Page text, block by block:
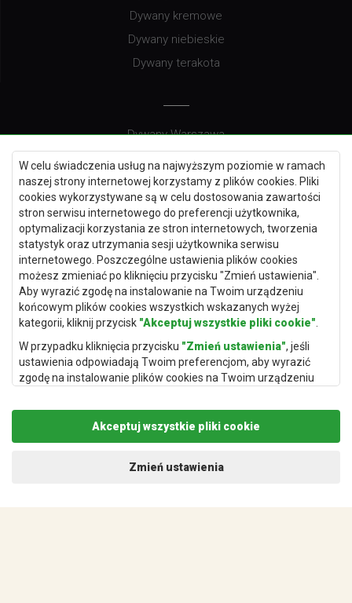
W celu świadczenia usług na najwyższym poziomie w ramach
naszej strony internetowej korzystamy z plików cookies. Pliki
cookies wykorzystywane są w celu dostosowania zawartości
stron serwisu internetowego do preferencji użytkownika,
optymalizacji korzystania ze stron internetowych, tworzenia
statystyk oraz utrzymania sesji użytkownika serwisu
internetowego. Poszczególne ustawienia plików cookies
możesz zmieniać po kliknięciu przycisku "Zmień ustawienia".
Aby wyrazić zgodę na instalowanie na Twoim urządzeniu
końcowym plików cookies wszystkich wskazanych wyżej
kategorii, kliknij przycisk "Akceptuj wszystkie pliki cookie"
W przypadku kliknięcia przycisku "Zmień ustawienia", jeśli
ustawienia odpowiadają Twoim preferencjom, aby wyrazić
zgodę na instalowanie plików cookies na Twoim urządzeniu
"Zapisz i zaakceptuj".
Podstawą przetwarzania danych osobowych, w zakresie w
administratora danych osobowych (Rugito Radosław Bartosik z
Akceptuj wszystkie pliki cookie
Zmień ustawienia
Dywany kremowe
Dywany niebieskie
Dywany terakota
Dywany Warszawa
Dywany Wrocław
Dywany Szczecin
Dywany Lublin
Dywany Kraków
Dywany Poznań
Dywany Gdynia
Dywany Białystok
Dywany Kielce
Dywany Gdańsk
Dywany Toruń